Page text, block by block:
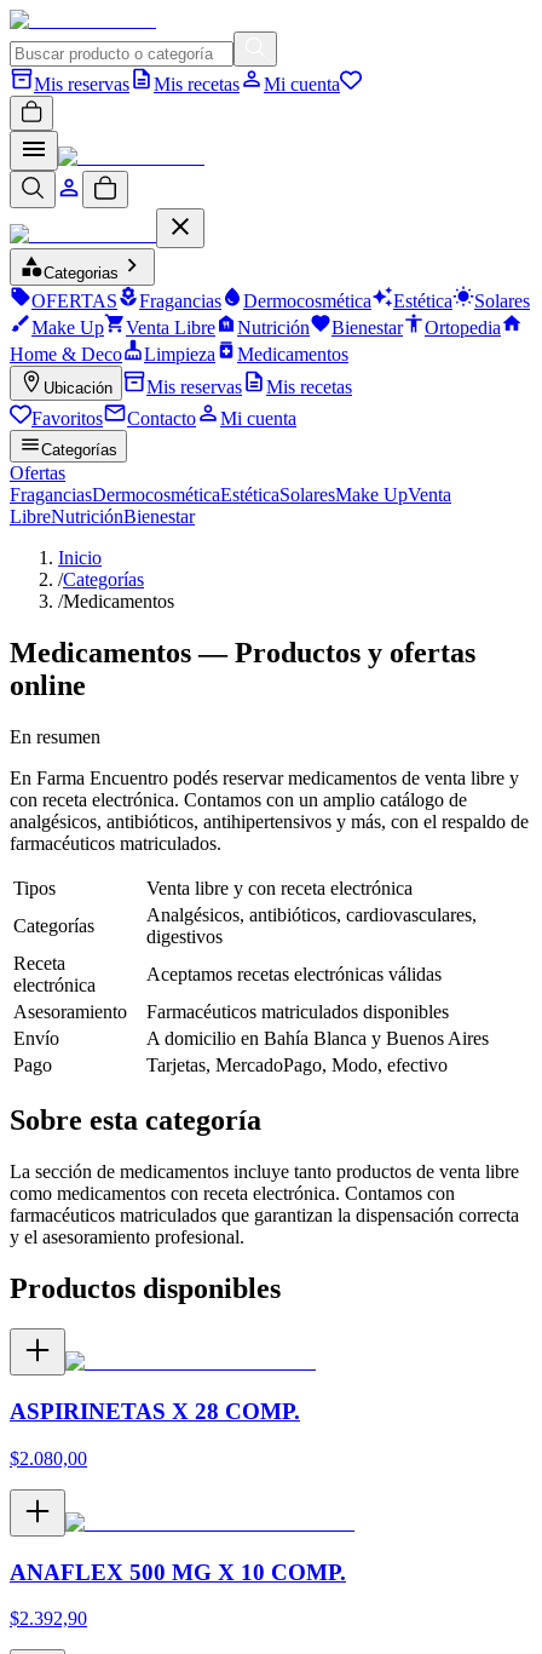
Mis reservas Mis recetas Mi cuenta
Categorias
OFERTAS Fragancias Dermocosmética Estética
Solares
Make Up
Venta Libre Nutrición Bienestar
Ortopedia
Home & Deco
Limpieza Medicamentos
Ubicación Mis reservas
Mis recetas
Favoritos
Contacto Mi cuenta
Categorías
Ofertas
FraganciasDermocosméticaEstéticaSolaresMake UpVenta
LibreNutriciónBienestar
Inicio
/Categorías
/Medicamentos
Medicamentos— Productos y ofertas
online
En resumen
En Farma Encuentro podés reservar medicamentos de venta libre y
con receta electrónica. Contamos con un amplio catálogo de
analgésicos, antibióticos, antihipertensivos y más, con el respaldo de
farmacéuticos matriculados.
Tipos
Venta libre y con receta electrónica
Categorías
Analgésicos, antibióticos, cardiovasculares,
digestivos
Receta
electrónica
Aceptamos recetas electrónicas válidas
Asesoramiento
Farmacéuticos matriculados disponibles
Envío
A domicilio en Bahía Blanca y Buenos Aires
Pago
Tarjetas, MercadoPago, Modo, efectivo
Sobre esta categoría
La sección de medicamentos incluye tanto productos de venta libre
como medicamentos con receta electrónica. Contamos con
farmacéuticos matriculados que garantizan la dispensación correcta
y el asesoramiento profesional.
Productos disponibles
ASPIRINETAS X 28 COMP.
$2.080,00
ANAFLEX 500 MG X 10 COMP.
$2.392,90